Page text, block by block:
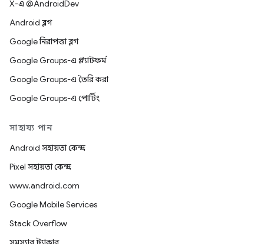
X-এ @AndroidDev
Android ব্লগ
Google নিরাপত্তা ব্লগ
Google Groups-এ প্ল্যাটফর্ম
Google Groups-এ তৈরি করা
Google Groups-এ পোর্টিং
সাহায্য পান
Android সহায়তা কেন্দ্র
Pixel সহায়তা কেন্দ্র
www.android.com
Google Mobile Services
Stack Overflow